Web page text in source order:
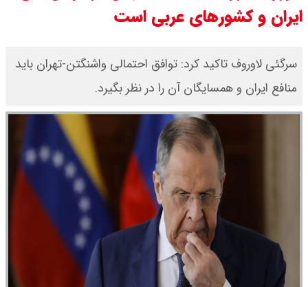
سنتی جمهوری‌خواهان را از دست می
دهد؟
بنزین برای دولت چقدر تمام می شود؟
یک ادعا: برخی مالکان اجاره بها را ۶۰
درصد افزایش می دهند
ایران و کشورهای عربی است
سرگئی لاوروف تاکید کرد: توافق احتمالی واشنگتن-تهران باید
منافع ایران و همسایگان آن را در نظر بگیرد.